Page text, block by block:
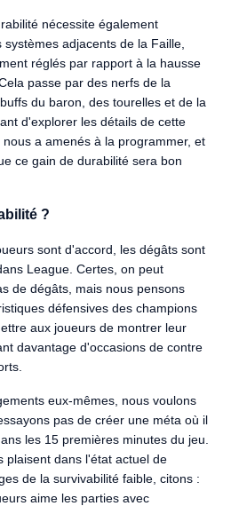
nécessite également
adjacents de la Faille,
réglés par rapport à la hausse
passe par des nerfs de la
du baron, des tourelles et de la
d'explorer les détails de cette
a amenés à la programmer, et
ce gain de durabilité sera bon
?
sont d'accord, les dégâts sont
League. Certes, on peut
de dégâts, mais nous pensons
défensives des champions
aux joueurs de montrer leur
davantage d'occasions de contre
eux-mêmes, nous voulons
pas de créer une méta où il
les 15 premières minutes du jeu.
plaisent dans l'état actuel de
de la survivabilité faible, citons :
aime les parties avec